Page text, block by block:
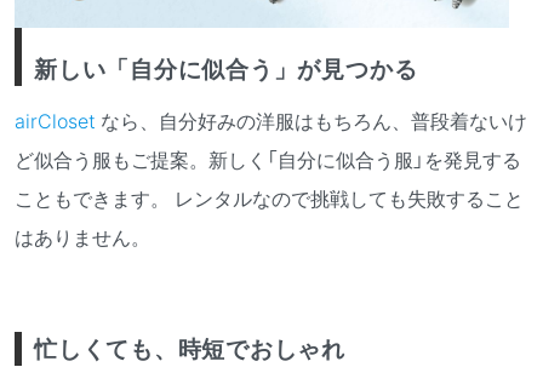
新しい「自分に似合う」が見つかる
airCloset なら、自分好みの洋服はもちろん、普段着ないけ
ど似合う服もご提案。新しく「自分に似合う服」を発見する
こともできます。 レンタルなので挑戦しても失敗すること
はありません。
忙しくても、時短でおしゃれ